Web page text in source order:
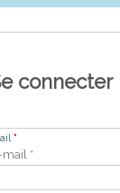
connecter
*